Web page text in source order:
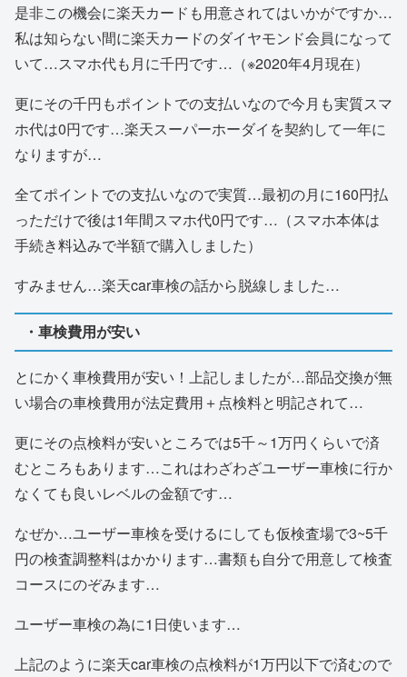
是非この機会に楽天カードも用意されてはいかがですか…
私は知らない間に楽天カードのダイヤモンド会員になって
いて…スマホ代も月に千円です…（※2020年4月現在）
更にその千円もポイントでの支払いなので今月も実質スマ
ホ代は0円です…楽天スーパーホーダイを契約して一年に
なりますが…
全てポイントでの支払いなので実質…最初の月に160円払
っただけで後は1年間スマホ代0円です…（スマホ本体は
手続き料込みで半額で購入しました）
すみません…楽天car車検の話から脱線しました…
・車検費用が安い
とにかく車検費用が安い！上記しましたが…部品交換が無
い場合の車検費用が法定費用＋点検料と明記されて…
更にその点検料が安いところでは5千～1万円くらいで済
むところもあります…これはわざわざユーザー車検に行か
なくても良いレベルの金額です…
なぜか…ユーザー車検を受けるにしても仮検査場で3~5千
円の検査調整料はかかります…書類も自分で用意して検査
コースにのぞみます…
ユーザー車検の為に1日使います…
上記のように楽天car車検の点検料が1万円以下で済むので